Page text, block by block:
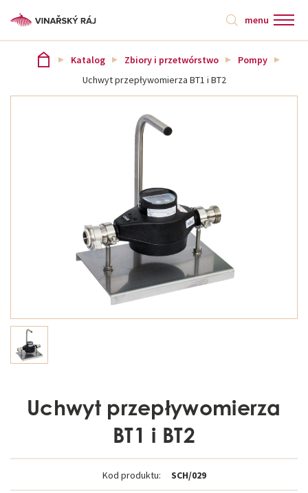
menu
Katalog Zbiory i przetwórstwo
Pompy
Uchwyt przepływomierza BT1 i BT2
Uchwyt przepływomierza
BT1 i BT2
Kod produktu: SCH/029